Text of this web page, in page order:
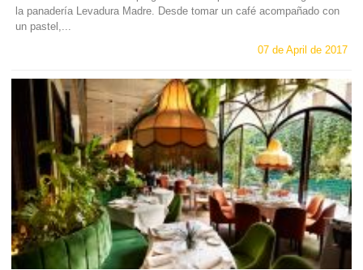
la panadería Levadura Madre. Desde tomar un café acompañado con
un pastel,...
07 de April de 2017